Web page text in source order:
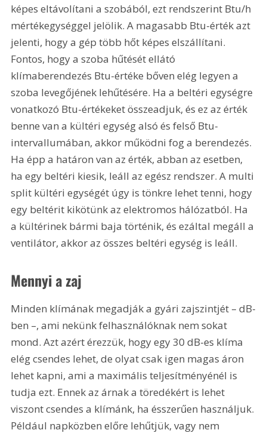
képes eltávolítani a szobából, ezt rendszerint Btu/h
mértékegységgel jelölik. A magasabb Btu-érték azt
jelenti, hogy a gép több hőt képes elszállítani.
Fontos, hogy a szoba hűtését ellátó
klímaberendezés Btu-értéke bőven elég legyen a
szoba levegőjének lehűtésére. Ha a beltéri egységre
vonatkozó Btu-értékeket összeadjuk, és ez az érték
benne van a kültéri egység alsó és felső Btu-
intervallumában, akkor működni fog a berendezés.
Ha épp a határon van az érték, abban az esetben,
ha egy beltéri kiesik, leáll az egész rendszer. A multi
split kültéri egységét úgy is tönkre lehet tenni, hogy
egy beltérit kikötünk az elektromos hálózatból. Ha
a kültérinek bármi baja történik, és ezáltal megáll a
ventilátor, akkor az összes beltéri egység is leáll.
Mennyi a zaj
Minden klímának megadják a gyári zajszintjét – dB-
ben –, ami nekünk felhasználóknak nem sokat
mond. Azt azért érezzük, hogy egy 30 dB-es klíma
elég csendes lehet, de olyat csak igen magas áron
lehet kapni, ami a maximális teljesítményénél is
tudja ezt. Ennek az árnak a töredékért is lehet
viszont csendes a klímánk, ha ésszerűen használjuk.
Például napközben előre lehűtjük, vagy nem